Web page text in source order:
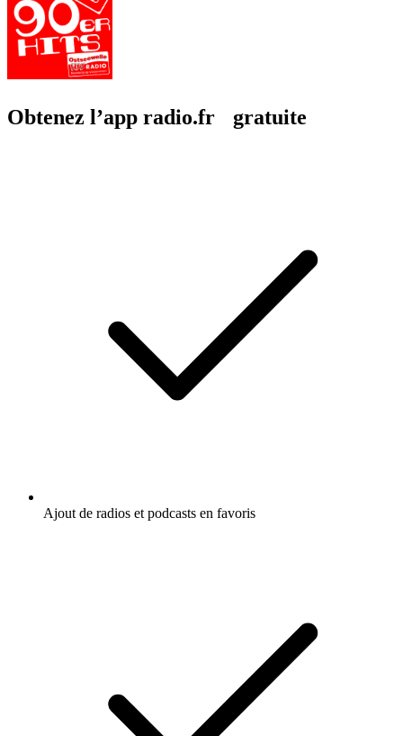
Obtenez l’app radio.fr gratuite
Ajout de radios et podcasts en favoris